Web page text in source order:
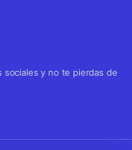
sociales y no te pierdas de